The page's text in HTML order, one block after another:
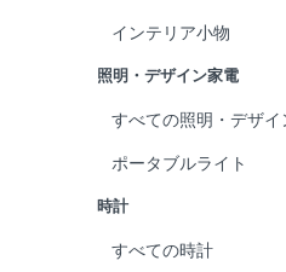
アニマル
植物
コーヒー
紅茶
お茶
インテリア小物
照明・デザイン家電
すべての照明・デザイ
ポータブルライト
時計
すべての時計